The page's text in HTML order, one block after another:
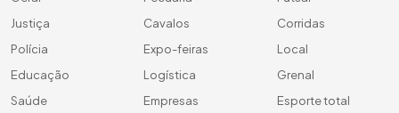
Justiça
Polícia
Educação
Saúde
Cavalos
Expo-feiras
Logística
Empresas
Corridas
Local
Grenal
Esporte total